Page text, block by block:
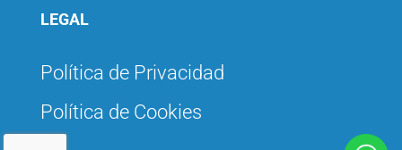
LEGAL
Política de Privacidad
Política de Cookies